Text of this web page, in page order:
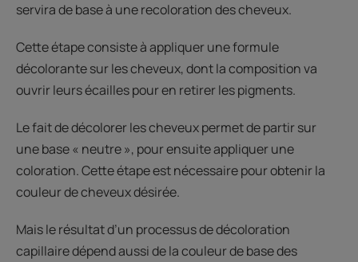
servira de base à une recoloration des cheveux.
Cette étape consiste à appliquer une formule
décolorante sur les cheveux, dont la composition va
ouvrir leurs écailles pour en retirer les pigments.
Le fait de décolorer les cheveux permet de partir sur
une base « neutre », pour ensuite appliquer une
coloration. Cette étape est nécessaire pour obtenir la
couleur de cheveux désirée.
Mais le résultat d’un processus de décoloration
capillaire dépend aussi de la couleur de base des